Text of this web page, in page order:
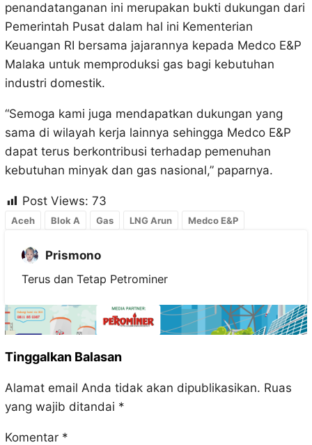
penandatanganan ini merupakan bukti dukungan dari
Pemerintah Pusat dalam hal ini Kementerian
Keuangan RI bersama jajarannya kepada Medco E&P
Malaka untuk memproduksi gas bagi kebutuhan
industri domestik.
“Semoga kami juga mendapatkan dukungan yang
sama di wilayah kerja lainnya sehingga Medco E&P
dapat terus berkontribusi terhadap pemenuhan
kebutuhan minyak dan gas nasional,” paparnya.
Post Views: 73
Aceh Blok A Gas LNG Arun Medco E&P
Prismono
Terus dan Tetap Petrominer
Tinggalkan Balasan
Alamat email Anda tidak akan dipublikasikan. Ruas
yang wajib ditandai *
Komentar *